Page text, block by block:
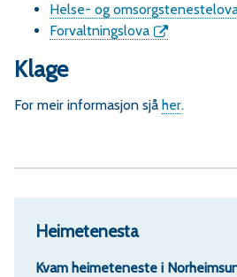
Helse- og
Forvaltningslova
Klage
For meir informasjon sjå her.
Heimetenesta
Kvam heimeteneste i